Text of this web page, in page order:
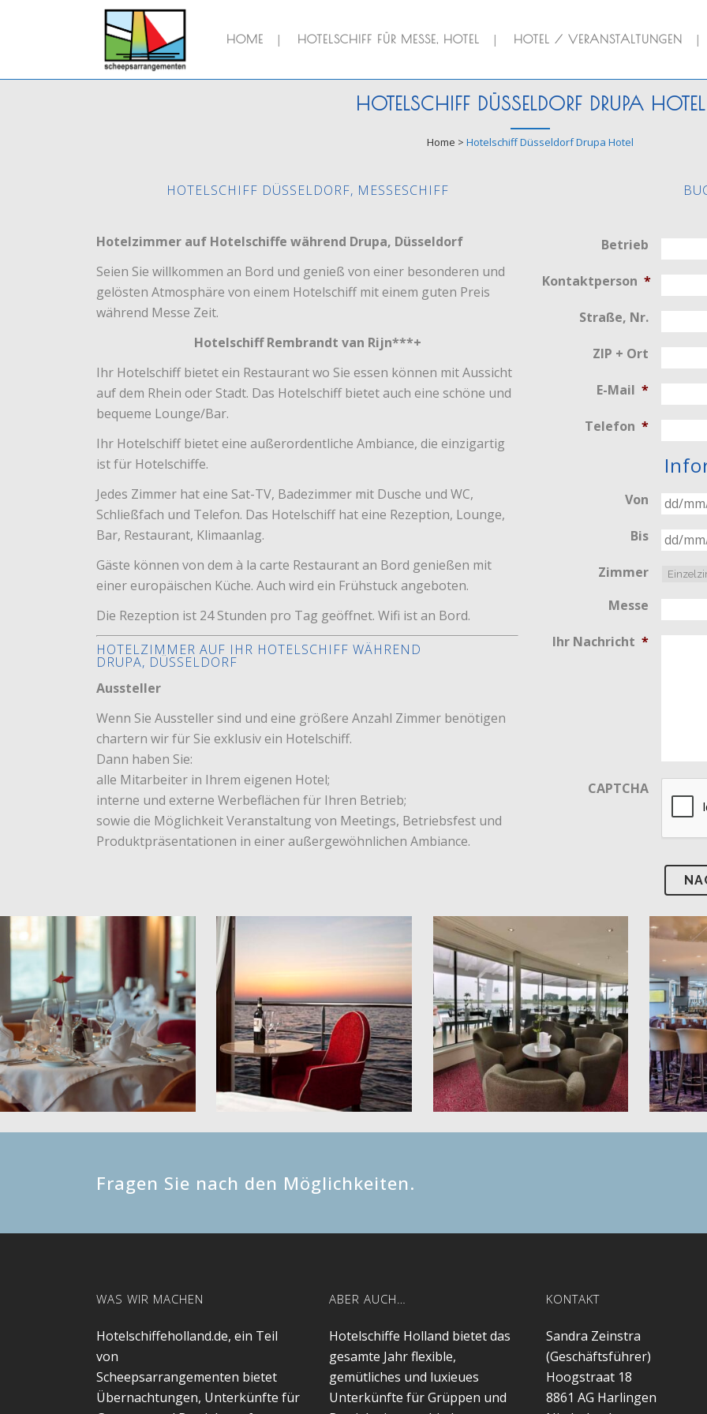
HOME HOTELSCHIFF FÜR MESSE, HOTEL HOTEL / VERANSTALTUNGEN
HOTELSCHIFF DÜSSELDORF DRUPA HOTEL
Home > Hotelschiff Düsseldorf Drupa Hotel
HOTELSCHIFF DÜSSELDORF, MESSESCHIFF
Hotelzimmer auf Hotelschiffe während Drupa, Düsseldorf
Seien Sie willkommen an Bord und genieß von einer besonderen und
gelösten Atmosphäre von einem Hotelschiff mit einem guten Preis
während Messe Zeit.
Hotelschiff Rembrandt van Rijn***+
Ihr Hotelschiff bietet ein Restaurant wo Sie essen können mit Aussicht
auf dem Rhein oder Stadt. Das Hotelschiff bietet auch eine schöne und
bequeme Lounge/Bar.
Ihr Hotelschiff bietet eine außerordentliche Ambiance, die einzigartig
ist für Hotelschiffe.
Jedes Zimmer hat eine Sat-TV, Badezimmer mit Dusche und WC,
Schließfach und Telefon. Das Hotelschiff hat eine Rezeption, Lounge,
Bar, Restaurant, Klimaanlag.
Gäste können von dem à la carte Restaurant an Bord genießen mit
einer europäischen Küche. Auch wird ein Frühstuck angeboten.
Die Rezeption ist 24 Stunden pro Tag geöffnet. Wifi ist an Bord.
HOTELZIMMER AUF IHR HOTELSCHIFF WÄHREND
DRUPA, DÜSSELDORF
Aussteller
Wenn Sie Aussteller sind und eine größere Anzahl Zimmer benötigen
chartern wir für Sie exklusiv ein Hotelschiff.
Dann haben Sie:
alle Mitarbeiter in Ihrem eigenen Hotel;
interne und externe Werbeflächen für Ihren Betrieb;
sowie die Möglichkeit Veranstaltung von Meetings, Betriebsfest und
Produktpräsentationen in einer außergewöhnlichen Ambiance.
Betrieb
Kontaktperson *
Straße, Nr.
ZIP + Ort
E-Mail *
Telefon *
Von
Bis
Zimmer
Messe
Ihr Nachricht *
CAPTCHA
Fragen Sie nach den Möglichkeiten.
WAS WIR MACHEN
Hotelschiffeholland.de, ein Teil
von
Scheepsarrangementen bietet
Übernachtungen, Unterkünfte für
ABER AUCH…
Hotelschiffe Holland bietet das
gesamte Jahr flexible,
gemütliches und luxieues
Unterkünfte für Grüppen und
KONTAKT
Sandra Zeinstra
(Geschäftsführer)
Hoogstraat 18
8861 AG Harlingen